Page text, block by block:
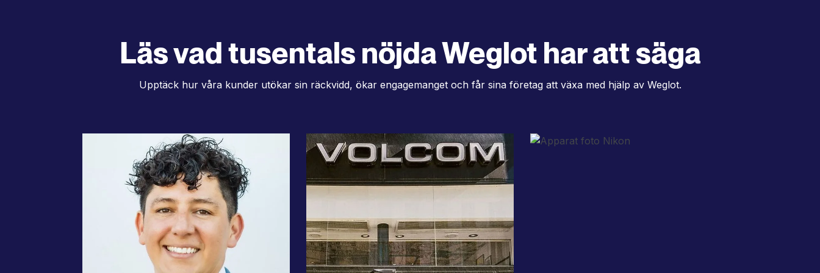
Läs vad tusentals nöjda Weglot har att säga
Upptäck hur våra kunder utökar sin räckvidd, ökar engagemanget och får sina företag att växa med hjälp av Weglot.
"Vi utnyttjar AI-översättning
på våra 37 språk och vårt
globala team gör snabba
"Omedelbara översättningar
påskyndade våra
konverteringar och gjorde att